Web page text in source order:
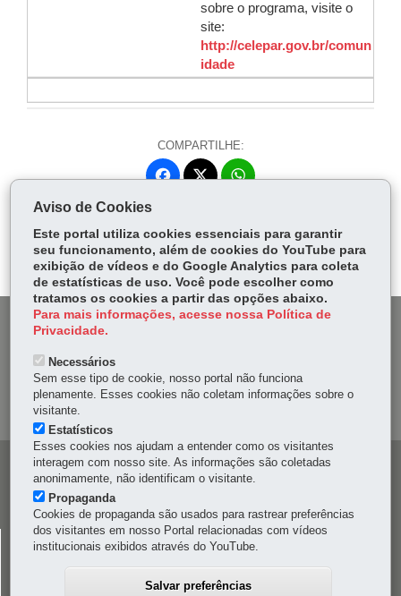
sobre o programa, visite o
site:
http://celepar.gov.br/comun
idade
COMPARTILHE:
Fa
ok
itt
er
W
Ap
p
DENUNCIE CORRUPÇÃO
OUVIDORIA
Navegação
principal
CELEPAR
Rua Mateus Leme, 1561 - Bom Retiro-80520-174-Curitiba
MAPA
Aviso de Cookies
Este portal utiliza cookies essenciais para garantir
seu funcionamento, além de cookies do YouTube para
exibição de vídeos e do Google Analytics para coleta
de estatísticas de uso. Você pode escolher como
tratamos os cookies a partir das opções abaixo.
Para mais informações, acesse nossa Política de
Privacidade.
Necessários
Sem esse tipo de cookie, nosso portal não funciona
plenamente. Esses cookies não coletam informações sobre o
visitante.
Estatísticos
Esses cookies nos ajudam a entender como os visitantes
interagem com nosso site. As informações são coletadas
anonimamente, não identificam o visitante.
Propaganda
Cookies de propaganda são usados para rastrear preferências
dos visitantes em nosso Portal relacionadas com vídeos
institucionais exibidos através do YouTube.
Salvar preferências